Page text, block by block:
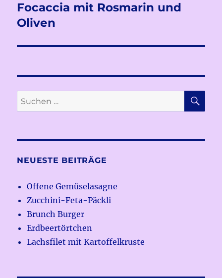
Nächster
Beitrag:
Focaccia mit Rosmarin und
Oliven
Suchen
nach:
NEUESTE BEITRÄGE
Offene Gemüselasagne
Zucchini-Feta-Päckli
Brunch Burger
Erdbeertörtchen
Lachsfilet mit Kartoffelkruste